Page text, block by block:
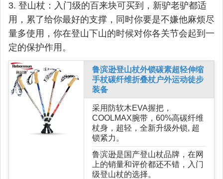
3. 登山杖：入门级的百来块可买到，新驴老驴都适
用，累了给你最好的支撑，同时你要是不嫌他麻烦尽
量多使用，你在登山下山的时候对你各关节会起到一
定的保护作用。
鲁滨逊登山杖外锁碳素超轻伸缩
手杖碳纤维折叠杖户外运动徒步
装备
采用防软木EVA握把，
COOLMAX腕带，60%高碳纤维
杖身，超轻，全新升级外锁, 超
锁紧力。
鲁滨逊是国产登山杖品牌，在网
上的销量和评价都还不错，入门
级登山杖的选择。